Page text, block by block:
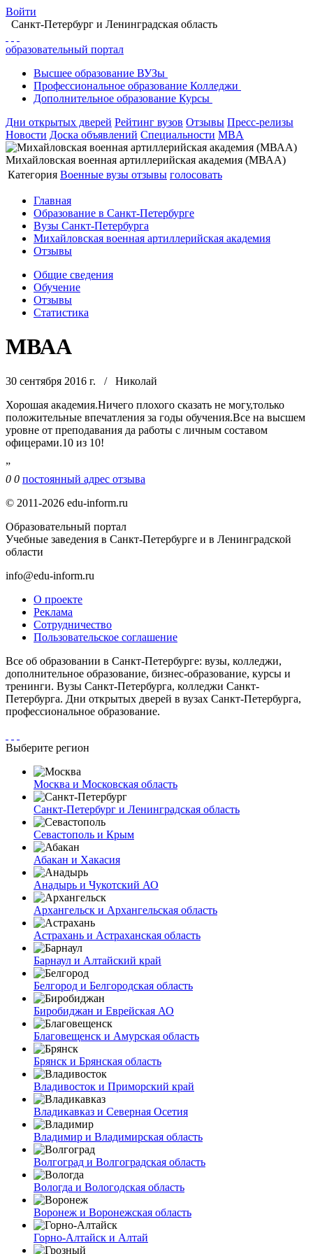
Войти
Санкт-Петербург и Ленинградская область
образовательный портал
Высшее образование ВУЗы
Профессиональное образование Колледжи
Дополнительное образование Курсы
Дни открытых дверей Рейтинг вузов Отзывы Пресс-релизы
Новости Доска объявлений Специальности MBA
Михайловская военная артиллерийская академия (МВАА)
Категория Военные вузы отзывы голосовать
Главная
Образование в Санкт-Петербурге
Вузы Санкт-Петербурга
Михайловская военная артиллерийская академия
Отзывы
Общие сведения
Обучение
Отзывы
Статистика
МВАА
30 сентября 2016 г. / Николай
Хорошая академия.Ничего плохого сказать не могу,только
положительные впечатления за годы обучения.Все на высшем
уровне от преподавания да работы с личным составом
офицерами.10 из 10!
”
0 0 постоянный адрес отзыва
© 2011-2026 edu-inform.ru
Образовательный портал
Учебные заведения в Санкт-Петербурге и в Ленинградской
области
info@edu-inform.ru
О проекте
Реклама
Сотрудничество
Пользовательское соглашение
Все об образовании в Санкт-Петербурге: вузы, колледжи,
дополнительное образование, бизнес-образование, курсы и
тренинги. Вузы Санкт-Петербурга, колледжи Санкт-
Петербурга. Дни открытых дверей в вузах Санкт-Петербурга,
профессиональное образование.
Выберите регион
Москва и Московская область
Санкт-Петербург и Ленинградская область
Севастополь и Крым
Абакан и Хакасия
Анадырь и Чукотский АО
Архангельск и Архангельская область
Астрахань и Астраханская область
Барнаул и Алтайский край
Белгород и Белгородская область
Биробиджан и Еврейская АО
Благовещенск и Амурская область
Брянск и Брянская область
Владивосток и Приморский край
Владикавказ и Северная Осетия
Владимир и Владимирская область
Волгоград и Волгоградская область
Вологда и Вологодская область
Воронеж и Воронежская область
Горно-Алтайск и Алтай